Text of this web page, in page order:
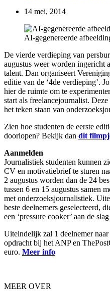
14 mei, 2014
AI-gegenereerde
De vierde verdieping van
augustus weer worden ingericht
talent. Dan organiseert
editie van de ‘4de verdieping’.
hier de ruimte om te
start als freelancejournalist.
het teken staan van
Zien hoe studenten de eerste
doorlopen? Bekijk dan dit
Aanmelden
Journalistiek studenten kunnen
CV en motivatiebrief te sturen
2 augustus worden dan de 24
tussen 6 en 15 augustus samen
met onderzoeksjournalistiek.
beste deelnemers geselecteerd,
een ‘pressure cooker’ aan de
Uiteindelijk zal 1 deelnemer
opdracht bij het ANP en
euro. Meer info
MEER OVER